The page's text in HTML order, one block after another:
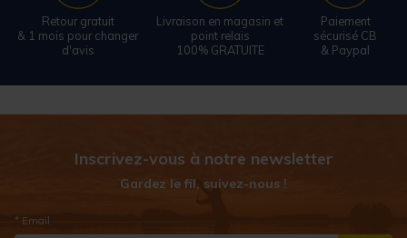
Retour gratuit
& 1 mois pour changer
d'avis
Livraison en magasin et
point relais
100% GRATUITE
Paiement
sécurisé CB
& Paypal
Inscrivez-vous à notre newsletter
Gardez le fil, suivez-nous !
* Email